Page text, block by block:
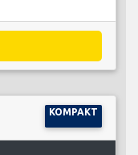
KOMPAKT